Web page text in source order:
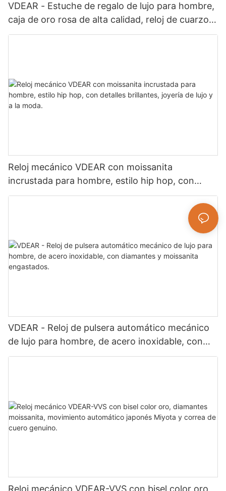
VDEAR - Estuche de regalo de lujo para hombre,
caja de oro rosa de alta calidad, reloj de cuarzo
sencillo y versátil.
Reloj mecánico VDEAR con moissanita
incrustada para hombre, estilo hip hop, con
detalles brillantes, joyería de lujo y a la moda.
VDEAR - Reloj de pulsera automático mecánico
de lujo para hombre, de acero inoxidable, con
diamantes y moissanita engastados.
Reloj mecánico VDEAR-VVS con bisel color oro,